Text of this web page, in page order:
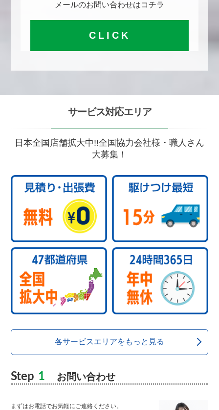
メールのお問い合わせはコチラ
CLICK
サービス対応エリア
日本全国店舗拡大中!!全国協力会社様・職人さん
大募集！
各サービスエリアをもっと見る
Step 1 お問い合わせ
まずはお電話でお気軽にご連絡ください。